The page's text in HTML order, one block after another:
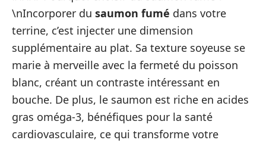
\nIncorporer du saumon fumé dans votre
terrine, c’est injecter une dimension
supplémentaire au plat. Sa texture soyeuse se
marie à merveille avec la fermeté du poisson
blanc, créant un contraste intéressant en
bouche. De plus, le saumon est riche en acides
gras oméga-3, bénéfiques pour la santé
cardiovasculaire, ce qui transforme votre